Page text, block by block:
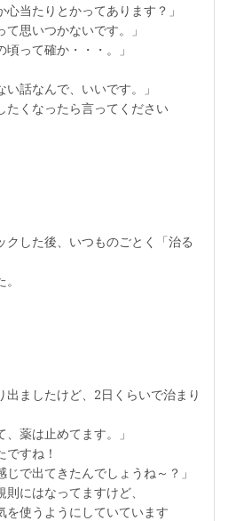
当たりとかってあります？」
思いつかないです。」
って確か・・・。」
話なんで、いいです。」
たくなったら言ってください
クした後、いつものごとく「治る
出ましたけど、2日くらいで治まり
薬は止めてます。」
すね！
で出てきたんでしょうね～？」
にはなってますけど、
を使うようにしていています